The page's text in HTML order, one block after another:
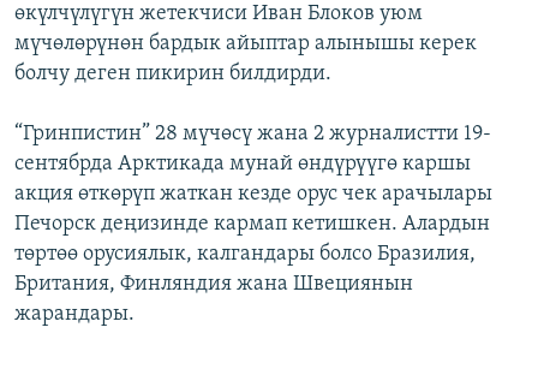
өкүлчүлүгүн жетекчиси Иван Блоков уюм
мүчөлөрүнөн бардык айыптар алынышы керек
болчу деген пикирин билдирди.
“Гринпистин” 28 мүчөсү жана 2 журналистти 19-
сентябрда Арктикада мунай өндүрүүгө каршы
акция өткөрүп жаткан кезде орус чек арачылары
Печорск деңизинде кармап кетишкен. Алардын
төртөө орусиялык, калгандары болсо Бразилия,
Британия, Финляндия жана Швециянын
жарандары.